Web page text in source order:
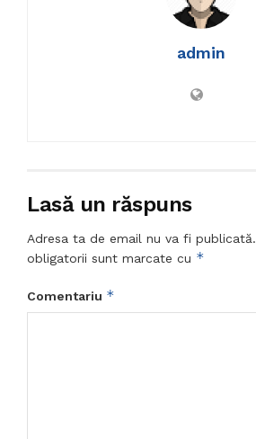
admin
Lasă un răspuns
Adresa ta de email nu va fi publicată.
obligatorii sunt marcate cu *
Comentariu *